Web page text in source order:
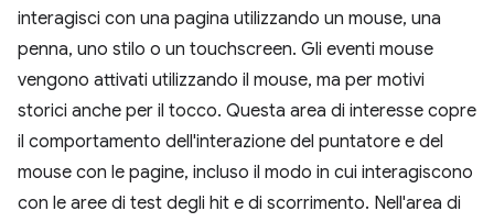
interagisci con una pagina utilizzando un mouse, una
penna, uno stilo o un touchscreen. Gli eventi mouse
vengono attivati utilizzando il mouse, ma per motivi
storici anche per il tocco. Questa area di interesse copre
il comportamento dell'interazione del puntatore e del
mouse con le pagine, incluso il modo in cui interagiscono
con le aree di test degli hit e di scorrimento. Nell'area di